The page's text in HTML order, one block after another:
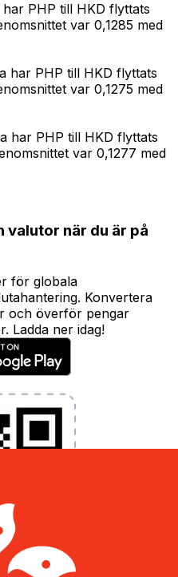
PHP till HKD flyttats
var 0,1285 med
har PHP till HKD flyttats
var 0,1275 med
har PHP till HKD flyttats
var 0,1277 med
valutor när du är på
för globala
Konvertera
och överför pengar
Ladda ner idag!